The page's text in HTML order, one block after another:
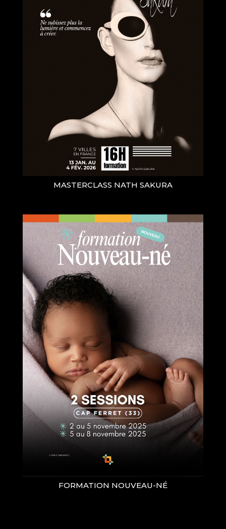
MASTERCLASS NATH SAKURA
FORMATION NOUVEAU-NÉ